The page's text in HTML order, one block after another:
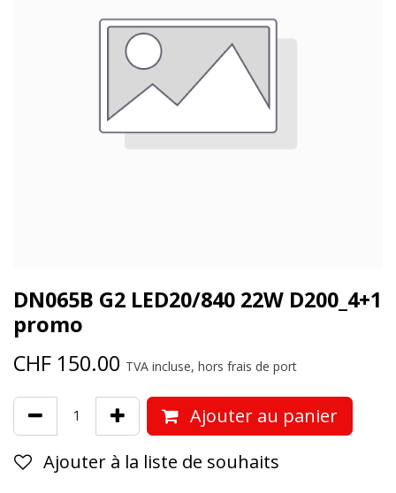
DN065B G2 LED20/840 22W D200_4+1
promo
CHF 150.00 TVA incluse, hors frais de port
Ajouter au panier
Ajouter à la liste de souhaits